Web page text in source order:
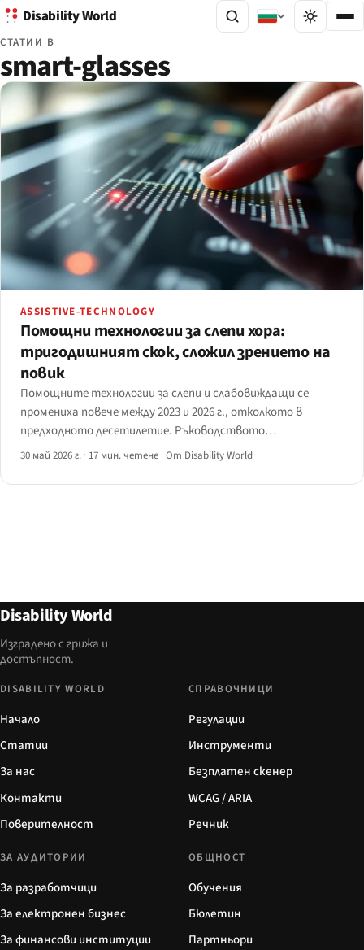
Disability World
СТАТИИ В
smart-glasses
ASSISTIVE-TECHNOLOGY
Помощни технологии за слепи хора:
тригодишният скок, сложил зрението на
повик
Помощните технологии за слепи и слабовиждащи се
промениха повече между 2023 и 2026 г., отколкото в
предходното десетилетие. Ръководството
картографира реалните иновации — Be My AI, Ray-Ban
резултати и места, където технологията все още се
30 май 2026 г. · 17 мин. четене ·От Disability World
Disability World
Изградено с грижа и
достъпност.
DISABILITY WORLD
Начало
Статии
За нас
Контакти
Поверителност
СПРАВОЧНИЦИ
Регулации
Инструменти
Безплатен скенер
WCAG / ARIA
Речник
ЗА АУДИТОРИИ
За разработчици
За електронен бизнес
За финансови институции
ОБЩНОСТ
Обучения
Бюлетин
Партньори